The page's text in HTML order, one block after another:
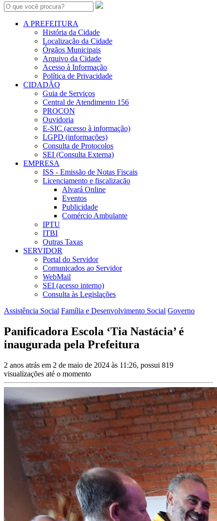
Search:
A PREFEITURA
História da Cidade
Localização da Cidade
Órgãos Municipais
Arquivo da Cidade
Acesso à Informação
Política de Privacidade
CIDADÃO
Guia de Serviços
Central de Atendimento 156
PROCON
Ouvidoria
E-SIC (acesso à informação)
LGPD (informações)
Consulta de Protocolos
SEI (Consulta Externa)
EMPRESA
ISS - Emissão de Notas Fiscais
Licenciamento e fiscalização
Alvará Online
Eventos
Publicidade
Comércio Ambulante
IPTU
ITBI
Outras Taxas
SERVIDOR
Portal do Servidor
Comunicados ao Servidor
WebMail
SEI (acesso interno)
Consulta às Legislações
Assistência Social Família e Desenvolvimento Social Governo
Panificadora Escola ‘Tia Nastácia’ é
inaugurada pela Prefeitura
2 anos atrás em 2 de maio de 2024 às 11:26, possui 819
visualizações até o momento